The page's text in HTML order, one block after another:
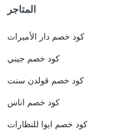
المتاجر
كود خصم دار الأميرات
كود خصم جيني
كود خصم قولدن سنت
كود خصم اناس
كود خصم ايوا للنظارات